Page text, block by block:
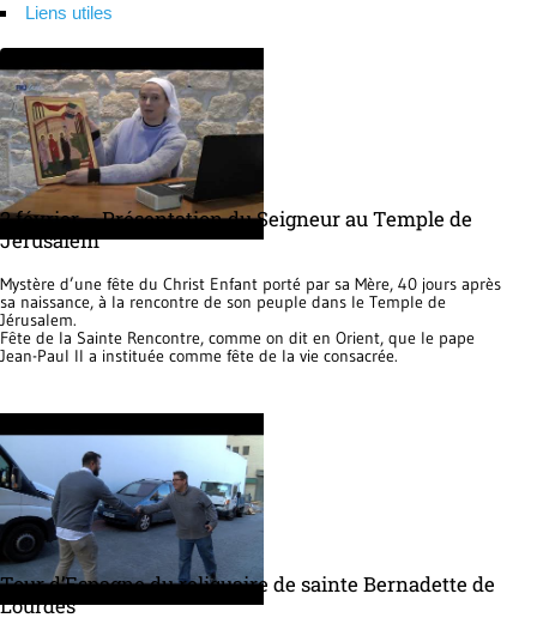
Liens utiles
2 février – Présentation du Seigneur au Temple de
Jérusalem
Mystère d’une fête du Christ Enfant porté par sa Mère, 40 jours après
sa naissance, à la rencontre de son peuple dans le Temple de
Jérusalem.
Fête de la Sainte Rencontre, comme on dit en Orient, que le pape
Jean-Paul II a instituée comme fête de la vie consacrée.
Tour d’Espagne du reliquaire de sainte Bernadette de
Lourdes